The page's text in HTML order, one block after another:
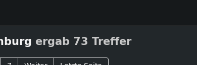
ergab 73 Treffer